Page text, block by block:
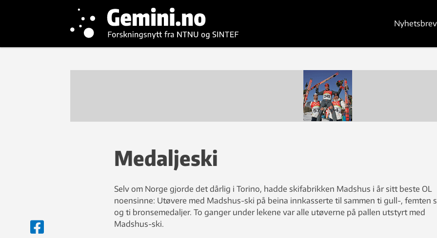
Nyhetsbrev
Medaljeski
Selv om Norge gjorde det dårlig i Torino, hadde skifabrikken Madshus i år sitt beste OL
noensinne: Utøvere med Madshus-ski på beina innkasserte til sammen ti gull-, femten
og ti bronsemedaljer. To ganger under lekene var alle utøverne på pallen utstyrt med
Madshus-ski.